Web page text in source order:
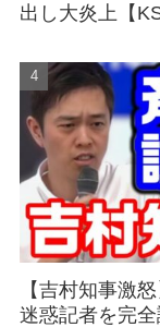
出し大炎上【
【吉村知事激
迷惑記者を完